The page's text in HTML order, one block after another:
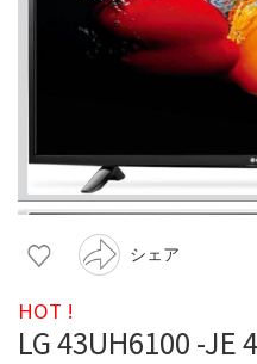
シェア
HOT !
LG 43UH6100 -JE